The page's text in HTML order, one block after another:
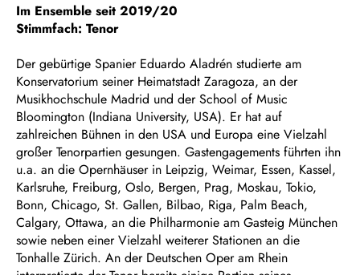
Im Ensemble seit 2019/20
Stimmfach: Tenor
Der gebürtige Spanier Eduardo Aladrén studierte am
Konservatorium seiner Heimatstadt Zaragoza, an der
Musikhochschule Madrid und der School of Music
Bloomington (Indiana University, USA). Er hat auf
zahlreichen Bühnen in den USA und Europa eine Vielzahl
großer Tenorpartien gesungen. Gastengagements führten ihn
u.a. an die Opernhäuser in Leipzig, Weimar, Essen, Kassel,
Karlsruhe, Freiburg, Oslo, Bergen, Prag, Moskau, Tokio,
Bonn, Chicago, St. Gallen, Bilbao, Riga, Palm Beach,
Calgary, Ottawa, an die Philharmonie am Gasteig München
sowie neben einer Vielzahl weiterer Stationen an die
Tonhalle Zürich. An der Deutschen Oper am Rhein